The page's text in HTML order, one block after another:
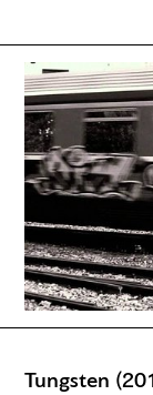
Tungsten